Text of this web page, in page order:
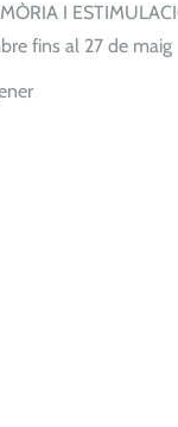
I
fins al 27 de maig